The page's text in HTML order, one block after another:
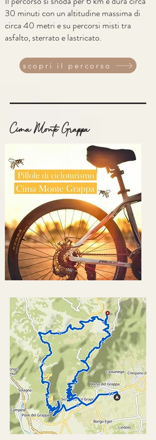
30 minuti con un altitudine massima di
circa 40 metri e su percorsi misti tra
asfalto, sterrato e lastricato.
scopri il percorso
Cima Monte Grappa